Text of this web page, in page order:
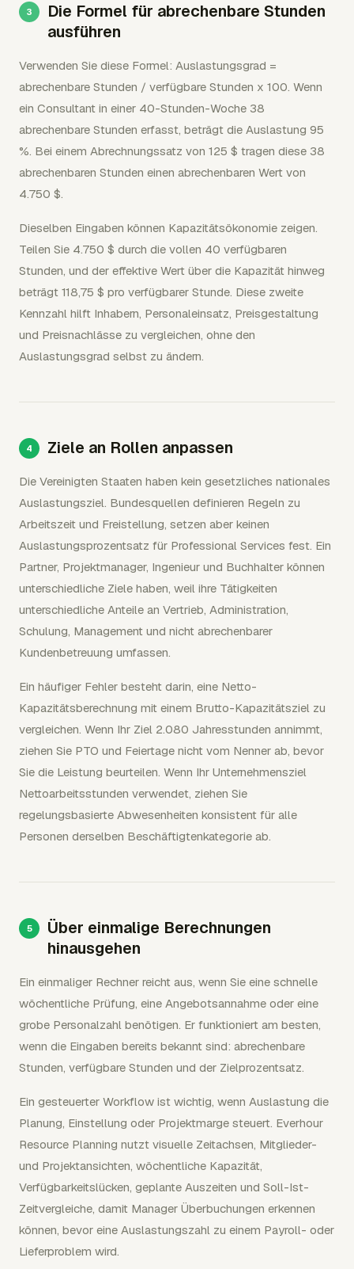
Die Formel für abrechenbare Stunden
ausführen
Verwenden Sie diese Formel: Auslastungsgrad =
abrechenbare Stunden / verfügbare Stunden x 100. Wenn
ein Consultant in einer 40-Stunden-Woche 38
abrechenbare Stunden erfasst, beträgt die Auslastung 95
%. Bei einem Abrechnungssatz von 125 $ tragen diese 38
abrechenbaren Stunden einen abrechenbaren Wert von
4.750 $.
Dieselben Eingaben können Kapazitätsökonomie zeigen.
Teilen Sie 4.750 $ durch die vollen 40 verfügbaren
Stunden, und der effektive Wert über die Kapazität hinweg
beträgt 118,75 $ pro verfügbarer Stunde. Diese zweite
Kennzahl hilft Inhabern, Personaleinsatz, Preisgestaltung
und Preisnachlässe zu vergleichen, ohne den
Auslastungsgrad selbst zu ändern.
Ziele an Rollen anpassen
Die Vereinigten Staaten haben kein gesetzliches nationales
Auslastungsziel. Bundesquellen definieren Regeln zu
Arbeitszeit und Freistellung, setzen aber keinen
Auslastungsprozentsatz für Professional Services fest. Ein
Partner, Projektmanager, Ingenieur und Buchhalter können
unterschiedliche Ziele haben, weil ihre Tätigkeiten
unterschiedliche Anteile an Vertrieb, Administration,
Schulung, Management und nicht abrechenbarer
Kundenbetreuung umfassen.
Ein häufiger Fehler besteht darin, eine Netto-
Kapazitätsberechnung mit einem Brutto-Kapazitätsziel zu
vergleichen. Wenn Ihr Ziel 2.080 Jahresstunden annimmt,
ziehen Sie PTO und Feiertage nicht vom Nenner ab, bevor
Sie die Leistung beurteilen. Wenn Ihr Unternehmensziel
Nettoarbeitsstunden verwendet, ziehen Sie
regelungsbasierte Abwesenheiten konsistent für alle
Personen derselben Beschäftigtenkategorie ab.
Über einmalige Berechnungen
hinausgehen
Ein einmaliger Rechner reicht aus, wenn Sie eine schnelle
wöchentliche Prüfung, eine Angebotsannahme oder eine
grobe Personalzahl benötigen. Er funktioniert am besten,
wenn die Eingaben bereits bekannt sind: abrechenbare
Stunden, verfügbare Stunden und der Zielprozentsatz.
Ein gesteuerter Workflow ist wichtig, wenn Auslastung die
Planung, Einstellung oder Projektmarge steuert. Everhour
Resource Planning nutzt visuelle Zeitachsen, Mitglieder-
und Projektansichten, wöchentliche Kapazität,
Verfügbarkeitslücken, geplante Auszeiten und Soll-Ist-
Zeitvergleiche, damit Manager Überbuchungen erkennen
können, bevor eine Auslastungszahl zu einem Payroll- oder
Lieferproblem wird.